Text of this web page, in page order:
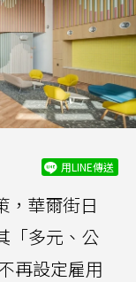
用LINE傳送
，華爾街日
「多元、公
再設定雇用